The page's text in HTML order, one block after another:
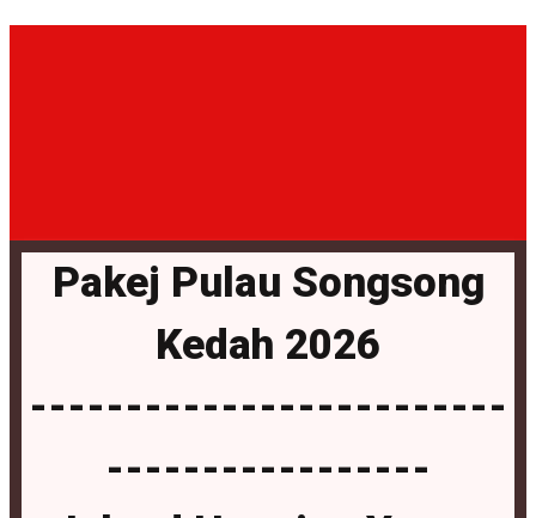
Pakej Pulau Songsong
Kedah 2026
-------------------------
-----------------